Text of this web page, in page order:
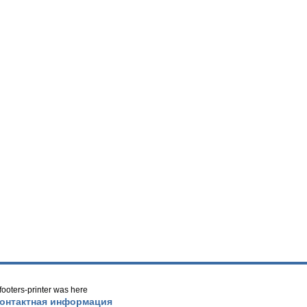
printer was here
информация